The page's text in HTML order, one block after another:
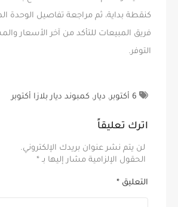
كنقطة بداية، ثم مراجعة تفاصيل الوحدة
فريق المبيعات للتأكد من آخر الأسعار
التوفر.
6 أكتوبر , ديار , كمبوند ديار بلازا أكتوبر
اترك تعليقاً
لن يتم نشر عنوان بريدك الإلكتروني.
الحقول الإلزامية مشار إليها بـ *
التعليق *